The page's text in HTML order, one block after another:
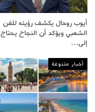
أيوب روحال يكشف رؤيته للفن
الشعبي ويؤكد أن النجاح يحتاج
إلى…
أخبار متنوعة